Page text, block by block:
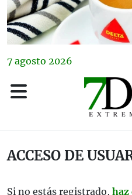
7 agosto 2026
ACCESO DE
Si no estás registrado, haz